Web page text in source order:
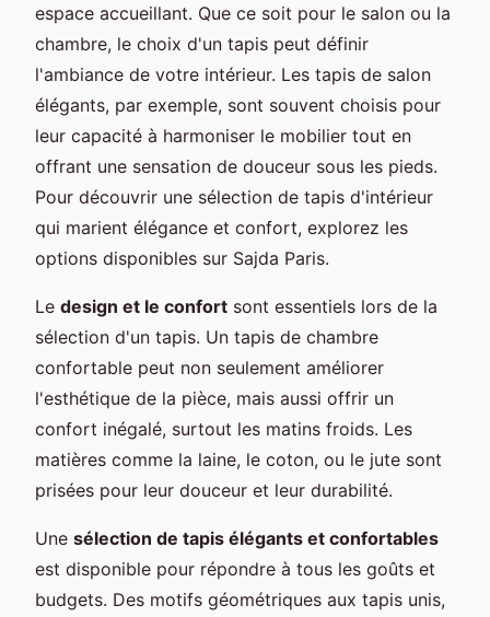
espace accueillant. Que ce soit pour le salon ou la
chambre, le choix d'un tapis peut définir
l'ambiance de votre intérieur. Les tapis de salon
élégants, par exemple, sont souvent choisis pour
leur capacité à harmoniser le mobilier tout en
offrant une sensation de douceur sous les pieds.
Pour découvrir une sélection de tapis d'intérieur
qui marient élégance et confort, explorez les
options disponibles sur Sajda Paris.
Le design et le confort sont essentiels lors de la
sélection d'un tapis. Un tapis de chambre
confortable peut non seulement améliorer
l'esthétique de la pièce, mais aussi offrir un
confort inégalé, surtout les matins froids. Les
matières comme la laine, le coton, ou le jute sont
prisées pour leur douceur et leur durabilité.
Une sélection de tapis élégants et confortables
est disponible pour répondre à tous les goûts et
budgets. Des motifs géométriques aux tapis unis,